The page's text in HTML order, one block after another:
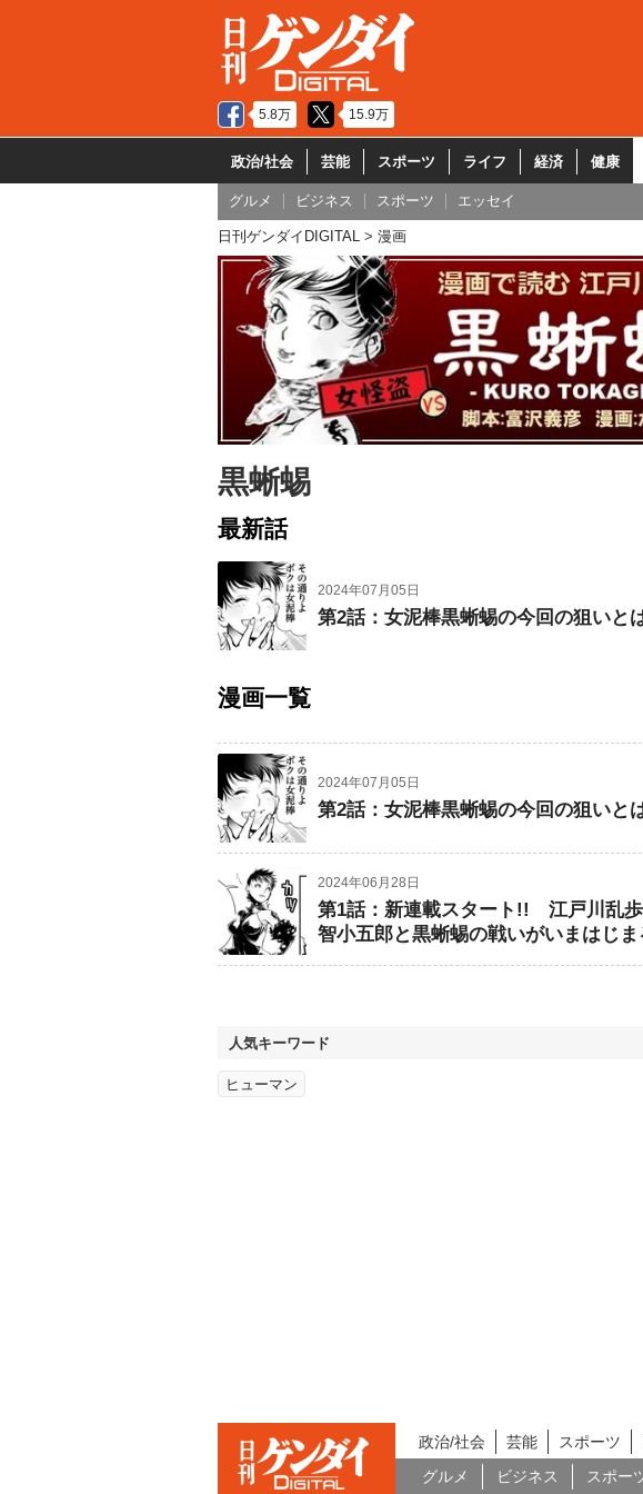
5.8万 15.9万
政治/社会 芸能 スポーツ ライフ 経済 健康
グルメ ビジネス スポーツ エッセイ
日刊ゲンダイDIGITAL 漫画
黒蜥蜴
最新話
2024年07月05日
第2話：女泥棒黒蜥蜴の今回の狙いと
漫画一覧
2024年07月05日
第2話：女泥棒黒蜥蜴の今回の狙いと
2024年06月28日
第1話：新連載スタート!! 江戸川乱
智小五郎と黒蜥蜴の戦いがいまはじ
人気キーワード
ヒューマン
政治/社会 芸能 スポーツ
グルメ
ビジネス スポー